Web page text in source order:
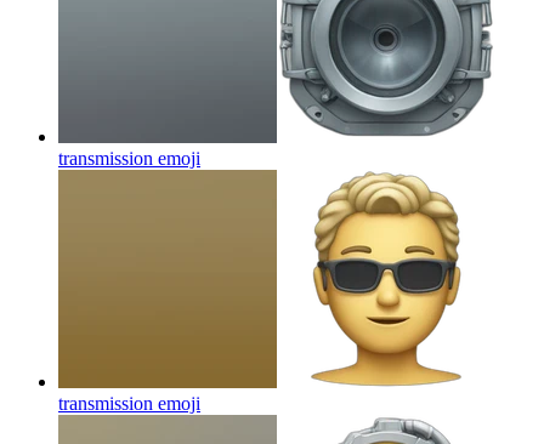
transmission emoji
transmission emoji